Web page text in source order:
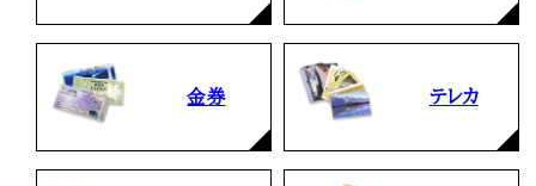
金券 テレカ